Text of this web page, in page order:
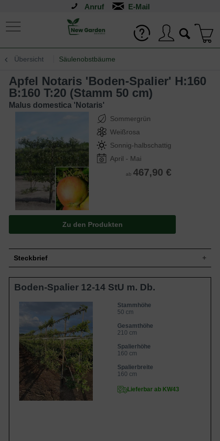
Anruf
Übersicht Säulenobstbäume
Apfel Notaris 'Boden-Spalier' H:160
B:160 T:20 (Stamm 50 cm)
Malus domestica 'Notaris'
Sommergrün
Weißrosa
Sonnig-halbschattig
April - Mai
ab 467,90 €
Zu den Produkten
Steckbrief
Wuchs
Kleiner Baum, gut verzweigt, breit
aufrecht, bis zu 400 cm hoch und ähnlich
Sommergrün, eiförmig, am Ende
zugespitzt, gesägter Rand, leicht
glänzend, mittelgrün, bis zu 8 cm lang
Frucht
Mittelgroß, gelbgrüne Äpfel, sonnenseits
rötlich gestreift, saftig und süß im
Geschmack, mit feiner Säure
Blüte
Weiß bis leicht rosa
Blütezeit
April bis Mai
Rinde
Braun bis braungrau
Wurzeln
Dicht verzweigt
Boden-Spalier 12-14 StU m. Db.
Stammhöhe
50 cm
Gesamthöhe
210 cm
Spalierhöhe
160 cm
Spalierbreite
160 cm
Lieferbar ab KW43